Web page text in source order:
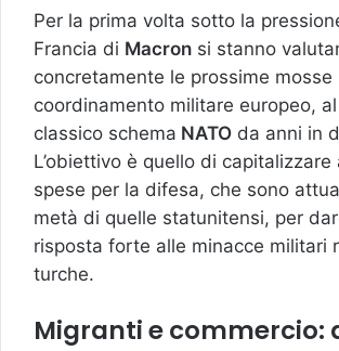
Per la prima volta sotto la
Francia di Macron si stanno
concretamente le prossime mosse
coordinamento militare europeo,
classico schema NATO da anni in
L’obiettivo è quello di capitalizzare
spese per la difesa, che sono
metà di quelle statunitensi, per
risposta forte alle minacce militari
turche.
Migranti e commercio: